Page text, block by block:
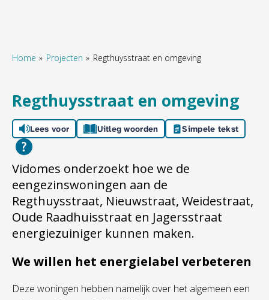
Naar hoofdinhoud
Naar hoofdnavigatiemenu
Naar zoeken
Home Projecten Regthuysstraat en omgeving
Regthuysstraat en omgeving
Lees voor Uitleg woorden Simpele tekst
Vidomes onderzoekt hoe we de
eengezinswoningen aan de
Regthuysstraat, Nieuwstraat, Weidestraat,
Oude Raadhuisstraat en Jagersstraat
energiezuiniger kunnen maken.
We willen het energielabel verbeteren
Deze woningen hebben namelijk over het algemeen een